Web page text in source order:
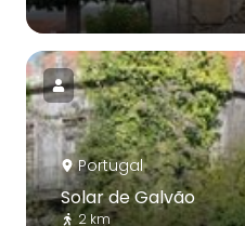
Portugal
Solar de Galvão
2 km